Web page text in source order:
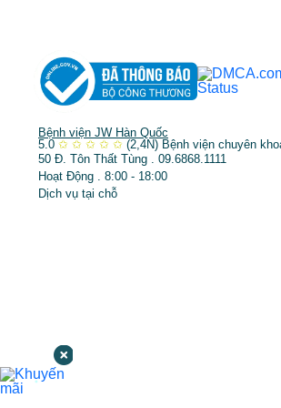
Bệnh viện JW Hàn Quốc
5.0 ✩ ✩ ✩ ✩ ✩ (2,4N) Bệnh viện chuyên
50 Đ. Tôn Thất Tùng . 09.6868.1111
Hoạt Động . 8:00 - 18:00
Dịch vụ tại chỗ